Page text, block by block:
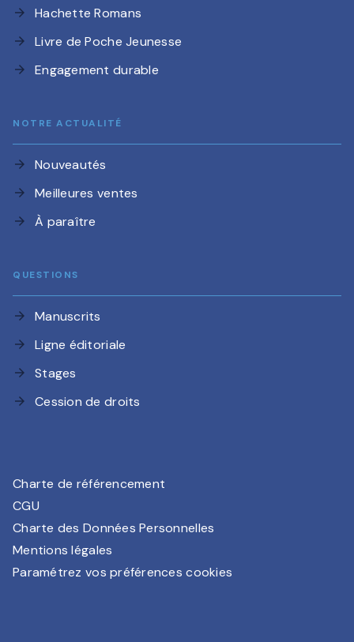
arrow_forward Hachette Romans
arrow_forward Livre de Poche Jeunesse
arrow_forward Engagement durable
NOTRE ACTUALITÉ
arrow_forward Nouveautés
arrow_forward Meilleures ventes
arrow_forward À paraître
QUESTIONS
arrow_forward Manuscrits
arrow_forward Ligne éditoriale
arrow_forward Stages
arrow_forward Cession de droits
Charte de référencement
CGU
Charte des Données Personnelles
Mentions légales
Paramétrez vos préférences cookies